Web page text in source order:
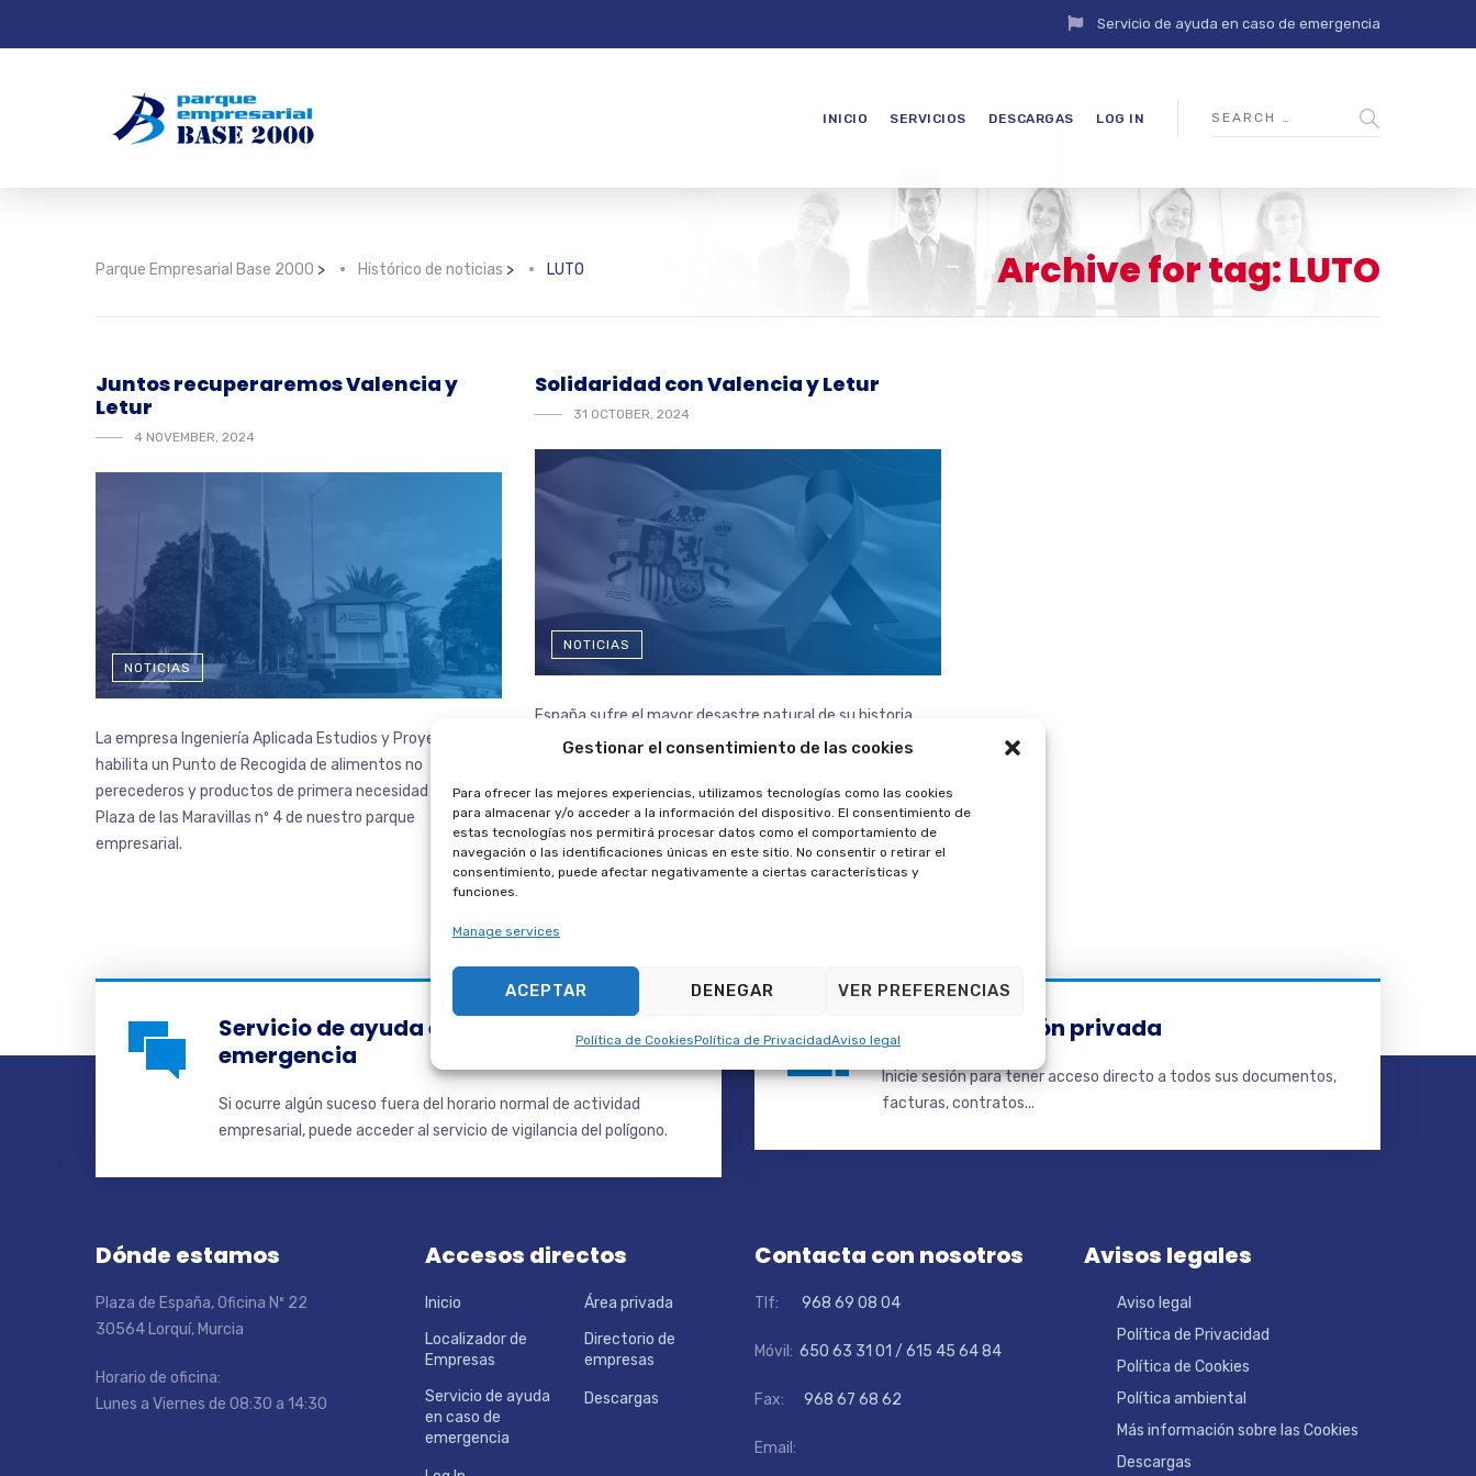
Gestionar el consentimiento de las cookies
Para ofrecer las mejores experiencias, utilizamos tecnologías como las cookies
para almacenar y/o acceder a la información del dispositivo. El consentimiento de
estas tecnologías nos permitirá procesar datos como el comportamiento de
navegación o las identificaciones únicas en este sitio. No consentir o retirar el
consentimiento, puede afectar negativamente a ciertas características y
funciones.
Manage services
ACEPTAR DENEGAR VER PREFERENCIAS
Política de CookiesPolítica de PrivacidadAviso legal
Servicio de ayuda en caso de emergencia
INICIO SERVICIOS DESCARGAS LOG IN
Archive for tag: LUTO
Parque Empresarial Base 2000 > Histórico de noticias > LUTO
Juntos recuperaremos Valencia y
Letur
4 NOVEMBER, 2024
NOTICIAS
La empresa Ingeniería Aplicada Estudios y Proyectos S.L.
habilita un Punto de Recogida de alimentos no
perecederos y productos de primera necesidad en la
Plaza de las Maravillas nº 4 de nuestro parque
empresarial.
Solidaridad con Valencia y Letur
31 OCTOBER, 2024
NOTICIAS
España sufre el mayor desastre natural de su historia.
Valencia se convierte en el epicentro de la DANA.
Servicio de ayuda en caso de
emergencia
Si ocurre algún suceso fuera del horario normal de actividad
empresarial, puede acceder al servicio de vigilancia del polígono.
Documentación privada
Inicie sesión para tener acceso directo a todos sus documentos,
facturas, contratos...
Dónde estamos
Plaza de España, Oficina Nº 22
30564 Lorquí, Murcia
Horario de oficina:
Lunes a Viernes de 08:30 a 14:30
Accesos directos
Inicio
Área privada
Localizador de
Empresas
Directorio de
empresas
Servicio de ayuda
en caso de
emergencia
Descargas
Contacta con nosotros
Tlf: 968 69 08 04
Móvil: 650 63 31 01 / 615 45 64 84
Fax: 968 67 68 62
Email:
Avisos legales
Aviso legal
Política de Privacidad
Política de Cookies
Política ambiental
Más información sobre las Cookies
Descargas